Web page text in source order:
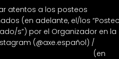
atentos a los posteos
(en adelante, el/los
s”) por el Organizador en la
(@axe.español) /
(en